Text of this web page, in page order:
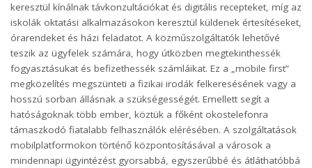
keresztül kínálnak távkonzultációkat és digitális recepteket, míg az
iskolák oktatási alkalmazásokon keresztül küldenek értesítéseket,
órarendeket és házi feladatot. A közműszolgáltatók lehetővé
teszik az ügyfelek számára, hogy útközben megtekinthessék
fogyasztásukat és befizethessék számláikat. Ez a „mobile first”
megközelítés megszünteti a fizikai irodák felkeresésének vagy a
hosszú sorban állásnak a szükségességét. Emellett segít a
hatóságoknak több ember, köztük a főként okostelefonra
támaszkodó fiatalabb felhasználók elérésében. A szolgáltatások
mobilplatformokon történő központosításával a városok a
mindennapi ügyintézést gyorsabbá, egyszerűbbé és átláthatóbbá